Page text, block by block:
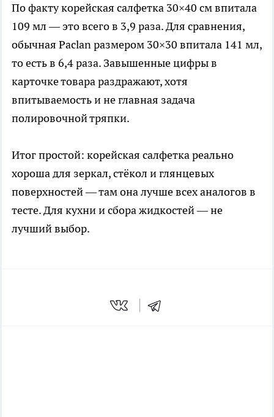
По факту корейская салфетка 30×40 см впитала
109 мл — это всего в 3,9 раза. Для сравнения,
обычная Paclan размером 30×30 впитала 141 мл,
то есть в 6,4 раза. Завышенные цифры в
карточке товара раздражают, хотя
впитываемость и не главная задача
полировочной тряпки.
Итог простой: корейская салфетка реально
хороша для зеркал, стёкол и глянцевых
поверхностей — там она лучше всех аналогов в
тесте. Для кухни и сбора жидкостей — не
лучший выбор.